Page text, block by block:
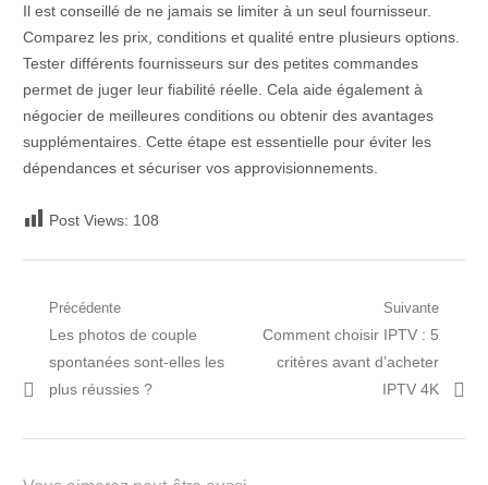
Il est conseillé de ne jamais se limiter à un seul fournisseur.
Comparez les prix, conditions et qualité entre plusieurs options.
Tester différents fournisseurs sur des petites commandes
permet de juger leur fiabilité réelle. Cela aide également à
négocier de meilleures conditions ou obtenir des avantages
supplémentaires. Cette étape est essentielle pour éviter les
dépendances et sécuriser vos approvisionnements.
Post Views: 108
Navigation
l’article
Précédente
Post
précédent:
Les photos de couple
spontanées sont-elles les
plus réussies ?
Suivante
Prochain
article:
Comment choisir IPTV : 5
critères avant d’acheter
IPTV 4K